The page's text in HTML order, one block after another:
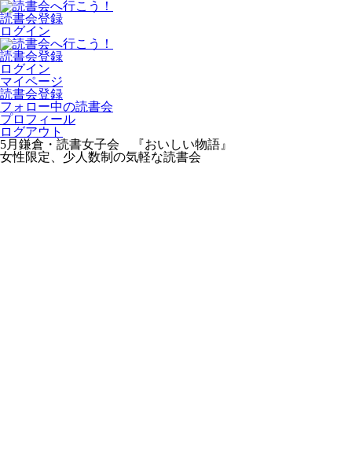
読書会登録
ログイン
読書会登録
ログイン
マイページ
読書会登録
フォロー中の読書会
プロフィール
ログアウト
5月鎌倉・読書女子会 『おいしい物語』
女性限定、少人数制の気軽な読書会